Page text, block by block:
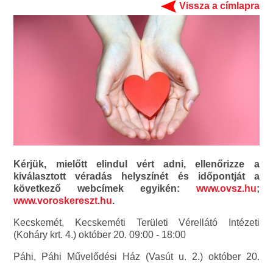
Vissza a címlapra
Kérjük, mielőtt elindul vért adni, ellenőrizze a
kiválasztott véradás helyszínét és időpontját a
következő webcímek egyikén: www.ovsz.hu;
www.voroskereszt.hu.
Kecskemét, Kecskeméti Területi Vérellátó Intézeti
(Koháry krt. 4.) október 20. 09:00 - 18:00
Páhi, Páhi Művelődési Ház (Vasút u. 2.) október 20.